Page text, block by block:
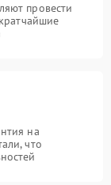
провести
на
что